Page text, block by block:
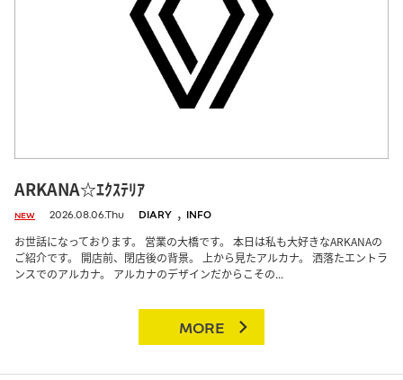
ARKANA☆ｴｸｽﾃﾘｱ
NEW 2026.08.06.Thu DIARY , INFO
お世話になっております。 営業の大橋です。 本日は私も大好きなARKANAの
ご紹介です。 開店前、閉店後の背景。 上から見たアルカナ。 洒落たエントラ
ンスでのアルカナ。 アルカナのデザインだからこその...
MORE